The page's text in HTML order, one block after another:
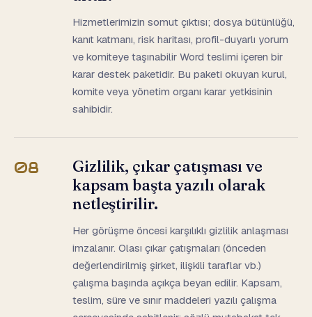
Hizmetlerimizin somut çıktısı; dosya bütünlüğü,
kanıt katmanı, risk haritası, profil-duyarlı yorum
ve komiteye taşınabilir Word teslimi içeren bir
karar destek paketidir. Bu paketi okuyan kurul,
komite veya yönetim organı karar yetkisinin
sahibidir.
08
Gizlilik, çıkar çatışması ve
kapsam başta yazılı olarak
netleştirilir.
Her görüşme öncesi karşılıklı gizlilik anlaşması
imzalanır. Olası çıkar çatışmaları (önceden
değerlendirilmiş şirket, ilişkili taraflar vb.)
çalışma başında açıkça beyan edilir. Kapsam,
teslim, süre ve sınır maddeleri yazılı çalışma